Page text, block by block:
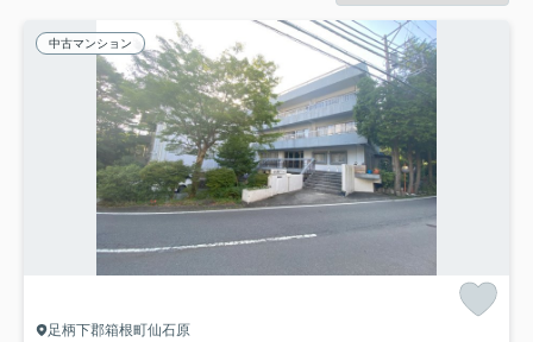
中古マンション
足柄下郡箱根町仙石原